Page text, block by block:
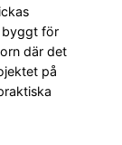
byggt för
där det
på